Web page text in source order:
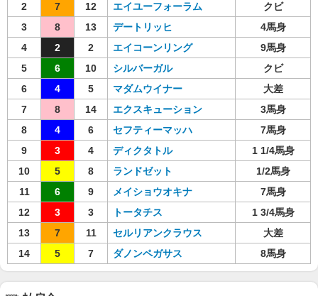
2
7 12 エイユーフォーラム
クビ
3
8 13 デートリッヒ
4馬身
4
2 2 エイコーンリング
9馬身
5
6 10 シルバーガル
クビ
6
4 5 マダムウイナー
大差
7
8 14 エクスキューション
3馬身
8
4 6 セフティーマッハ
7馬身
9
3 4 ディクタトル
1 1/4馬身
10
5 8 ランドゼット
1/2馬身
11
6 9 メイショウオキナ
7馬身
12
3 3 トータチス
1 3/4馬身
13
7 11 セルリアンクラウス
大差
14
5 7 ダノンペガサス 8馬身